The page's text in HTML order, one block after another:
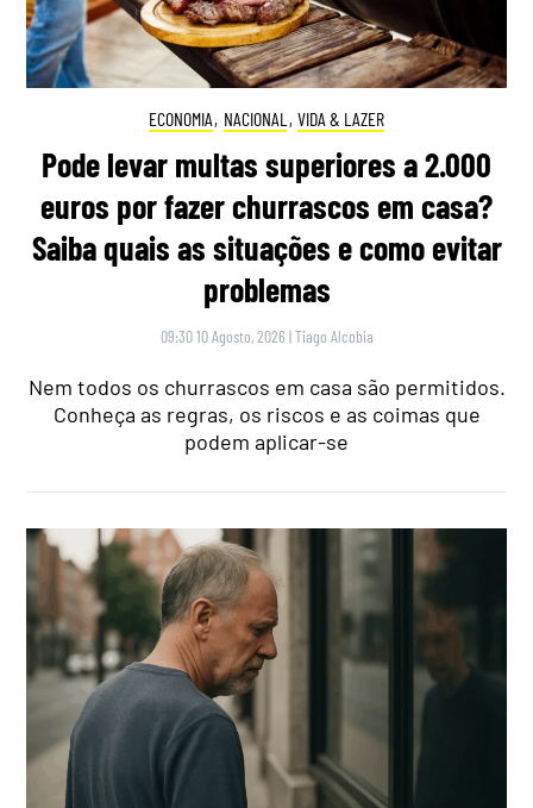
ECONOMIA, NACIONAL , VIDA & LAZER
Pode levar multas superiores a 2.000
euros por fazer churrascos em casa?
Saiba quais as situações e como evitar
problemas
09:30 10 Agosto, 2026 |Tiago Alcobia
Nem todos os churrascos em casa são permitidos.
Conheça as regras, os riscos e as coimas que
podem aplicar-se